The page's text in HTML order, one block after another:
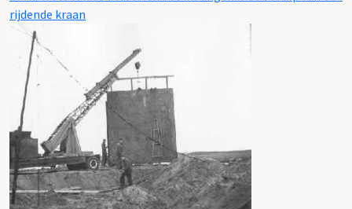
rijdende kraan